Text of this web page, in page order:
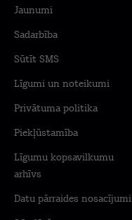
Jaunumi
Sadarbība
Sūtīt SMS
Līgumi un noteikumi
Privātuma politika
Piekļūstamība
Līgumu kopsavilkumu
arhīvs
Datu pārraides nosacījumi